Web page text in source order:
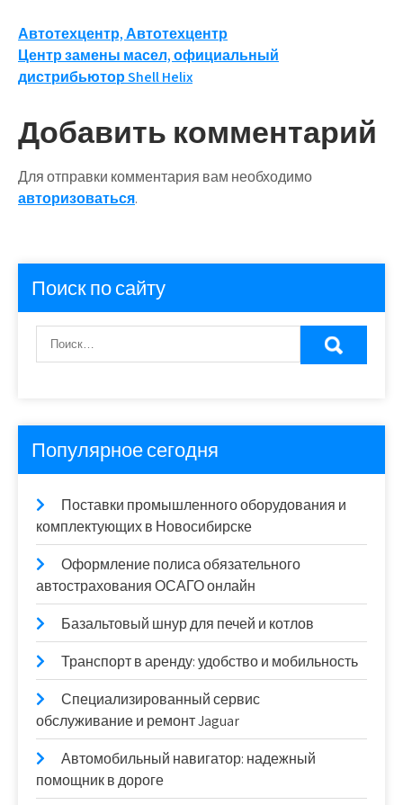
Навигация
по
Автотехцентр, Автотехцентр
Центр замены масел, официальный
дистрибьютор Shell Helix
Добавить комментарий
Для отправки комментария вам необходимо
авторизоваться.
Поиск по сайту
Популярное сегодня
Поставки промышленного оборудования и
комплектующих в Новосибирске
Оформление полиса обязательного
автострахования ОСАГО онлайн
Базальтовый шнур для печей и котлов
Транспорт в аренду: удобство и мобильность
Специализированный сервис
обслуживание и ремонт Jaguar
Автомобильный навигатор: надежный
помощник в дороге